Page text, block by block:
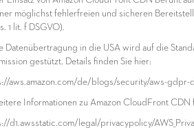
möglichst fehlerfreien und sicheren
1 lit. f DSGVO).
Datenübertragung in die USA wird auf die
gestützt. Details finden Sie hier:
aws.amazon.com/de/blogs/security/aws-gdpr-
Informationen zu Amazon CloudFront CDN
d1.awsstatic.com/legal/privacypolicy/